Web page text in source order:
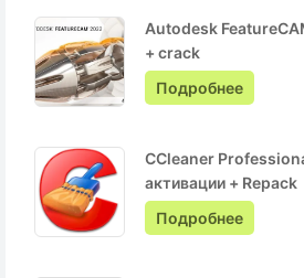
Autodesk
+ crack
Подробнее
CCleaner
активации + Repack
Подробнее